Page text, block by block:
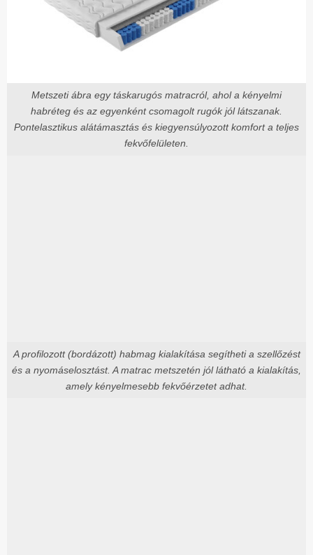
Metszeti ábra egy táskarugós matracról, ahol a kényelmi
habréteg és az egyenként csomagolt rugók jól látszanak.
Pontelasztikus alátámasztás és kiegyensúlyozott komfort a teljes
fekvőfelületen.
A profilozott (bordázott) habmag kialakítása segítheti a szellőzést
és a nyomáselosztást. A matrac metszetén jól látható a kialakítás,
amely kényelmesebb fekvőérzetet adhat.